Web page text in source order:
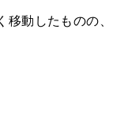
動したものの、